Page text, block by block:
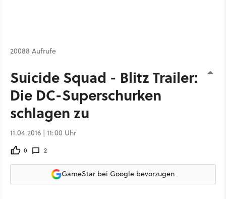
20088 Aufrufe
Suicide Squad - Blitz Trailer:
Die DC-Superschurken
schlagen zu
11.04.2016 | 11:00 Uhr
0 2
GameStar bei Google bevorzugen